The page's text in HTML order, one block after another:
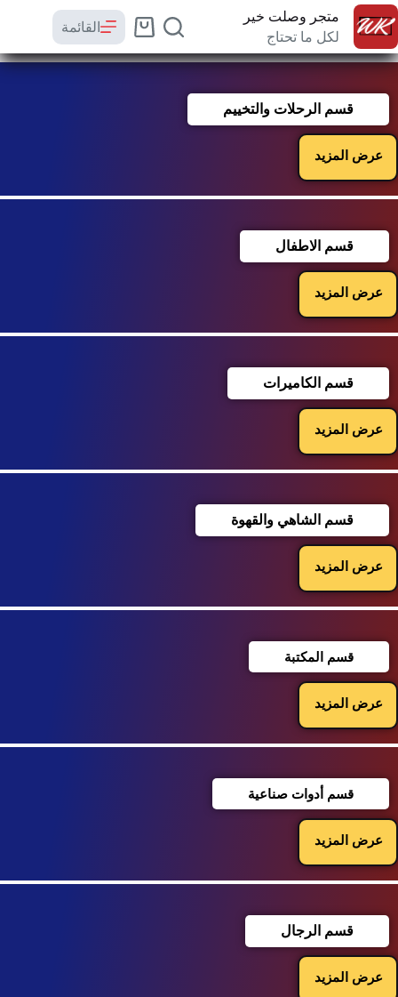
متجر وصلت خير
لكل ما تحتاج
القائمة
قسم الرحلات والتخييم
عرض المزيد
قسم الاطفال
عرض المزيد
قسم الكاميرات
عرض المزيد
قسم الشاهي والقهوة
عرض المزيد
قسم المكتبة
عرض المزيد
قسم أدوات صناعية
عرض المزيد
قسم الرجال
عرض المزيد